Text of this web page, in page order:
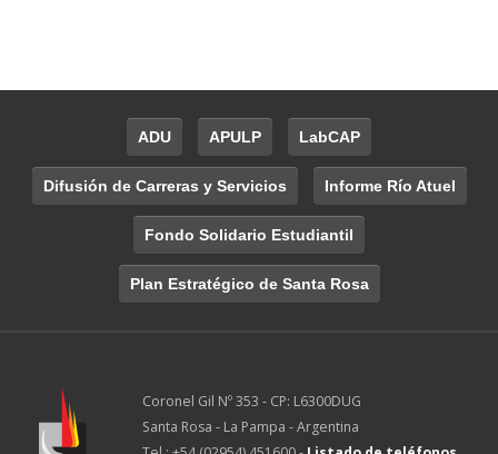
ADU APULP LabCAP
Difusión de Carreras y Servicios Informe Río Atuel
Fondo Solidario Estudiantil
Plan Estratégico de Santa Rosa
Coronel Gil Nº 353 - CP: L6300DUG
Santa Rosa - La Pampa - Argentina